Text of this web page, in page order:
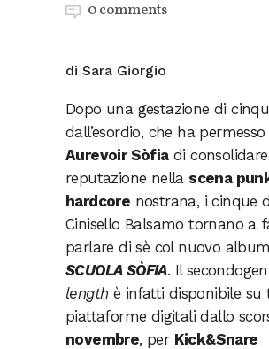
0 comments
di Sara Giorgio
Dopo una gestazione di
dall’esordio, che ha
Aurevoir Sòfiadi
reputazione nella scena
hardcore nostrana, i cinque
Cinisello Balsamo tornano a
parlare di sè col nuovo album
SCUOLA SÒFIA. Il
length è infatti disponibile su
piattaforme digitali dallo
novembre, per Kick&Snare